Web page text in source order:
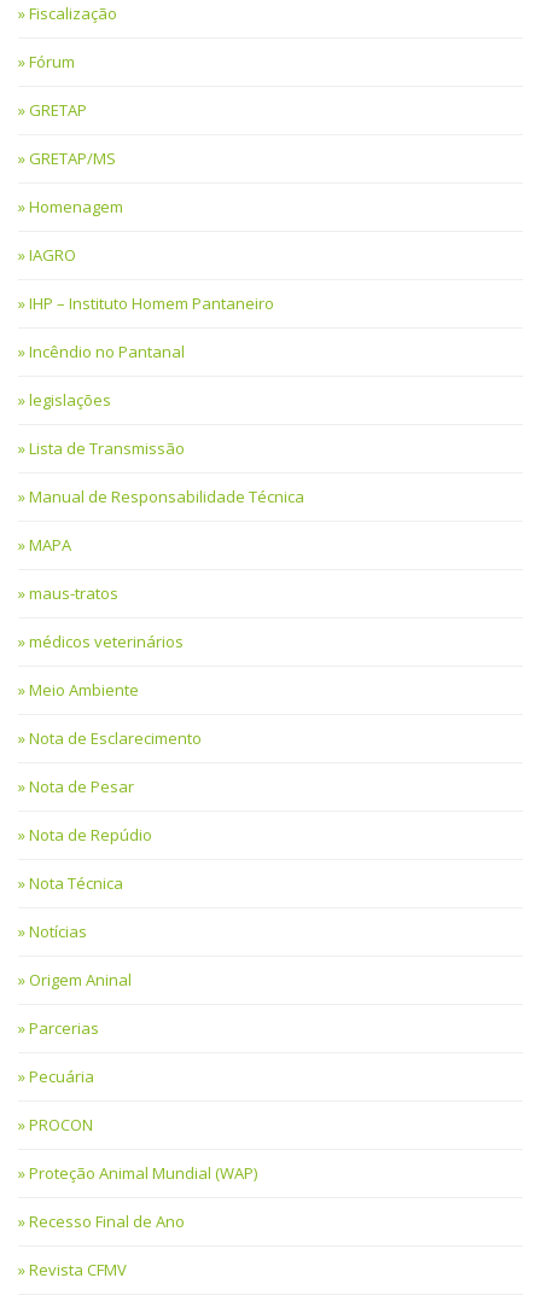
Fiscalização
Fórum
GRETAP
GRETAP/MS
Homenagem
IAGRO
IHP – Instituto Homem Pantaneiro
Incêndio no Pantanal
legislações
Lista de Transmissão
Manual de Responsabilidade Técnica
MAPA
maus-tratos
médicos veterinários
Meio Ambiente
Nota de Esclarecimento
Nota de Pesar
Nota de Repúdio
Nota Técnica
Notícias
Origem Aninal
Parcerias
Pecuária
PROCON
Proteção Animal Mundial (WAP)
Recesso Final de Ano
Revista CFMV